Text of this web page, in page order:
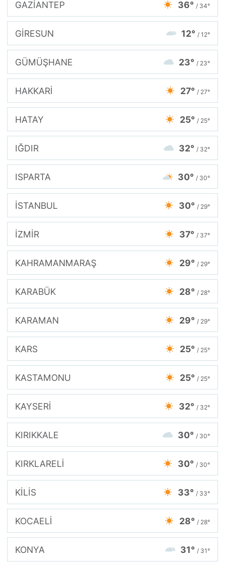
GAZİANTEP 36° / 34°
GİRESUN 12° / 12°
GÜMÜŞHANE 23° / 23°
HAKKARİ 27° / 27°
HATAY 25° / 25°
IĞDIR 32° / 32°
ISPARTA 30° / 30°
İSTANBUL 30° / 29°
İZMİR 37° / 37°
KAHRAMANMARAŞ 29° / 29°
KARABÜK 28° / 28°
KARAMAN 29° / 29°
KARS 25° / 25°
KASTAMONU 25° / 25°
KAYSERİ 32° / 32°
KIRIKKALE 30° / 30°
KIRKLARELİ 30° / 30°
KİLİS 33° / 33°
KOCAELİ 28° / 28°
KONYA 31° / 31°